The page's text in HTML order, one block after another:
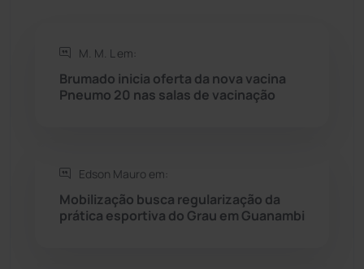
Rio do Antônio
Rio do Pires
Seabra
M. M. L em:
Brumado inicia oferta da nova vacina
Pneumo 20 nas salas de vacinação
Edson Mauro em:
Mobilização busca regularização da
prática esportiva do Grau em Guanambi